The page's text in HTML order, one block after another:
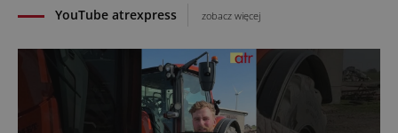
YouTube atrexpress zobacz więcej